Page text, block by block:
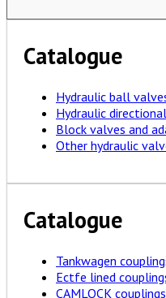
Catalogue
Hydraulic ball
Hydraulic
Block valves and
Other hydraulic
Catalogue
Tankwagen
Ectfe lined
CAMLOCK couplings